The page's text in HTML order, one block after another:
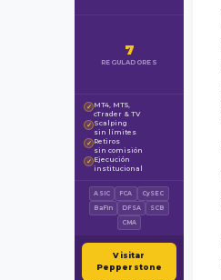
7
REGULADORES
✓ MT4, MT5,
cTrader & TV
✓ Scalping
sin límites
✓ Retiros
sin comisión
✓ Ejecución
institucional
ASIC FCA
CySEC
BaFin
DFSA
SCB
CMA
Visitar
Pepperstone